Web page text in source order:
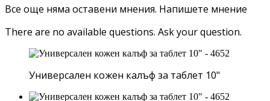
Все още няма оставени мнения. Напишете мнение
There are no available questions. Ask your question.
Универсален кожен калъф за таблет 10"